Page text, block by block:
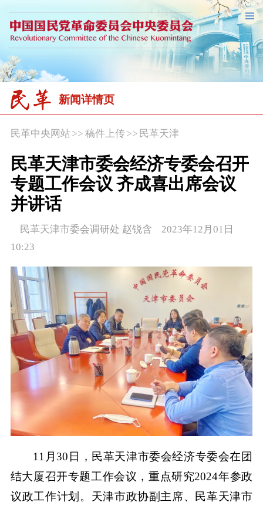
新闻详情页
民革中央网站>> 稿件上传 >> 民革天津
民革天津市委会经济专委会召开
专题工作会议 齐成喜出席会议
并讲话
民革天津市委会调研处 赵锐含 2023年12月01日
10:23
11月30日，民革天津市委会经济专委会在团
结大厦召开专题工作会议，重点研究2024年参政
议政工作计划。天津市政协副主席、民革天津市